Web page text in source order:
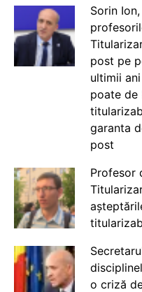
Sorin
post pe
ultimii
poate de
garanta
post
Profesor
o criză